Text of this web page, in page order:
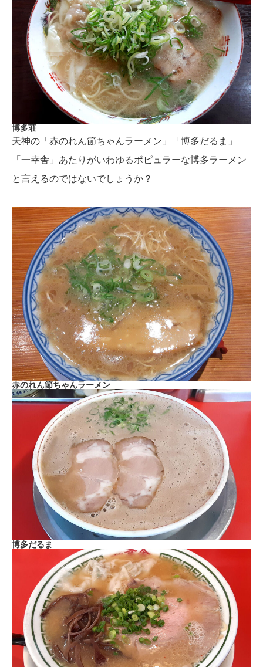
博多荘
天神の「赤のれん節ちゃんラーメン」「博多だるま」
「一幸舎」あたりがいわゆるポピュラーな博多ラーメン
と言えるのではないでしょうか？
赤のれん節ちゃんラーメン
博多だるま